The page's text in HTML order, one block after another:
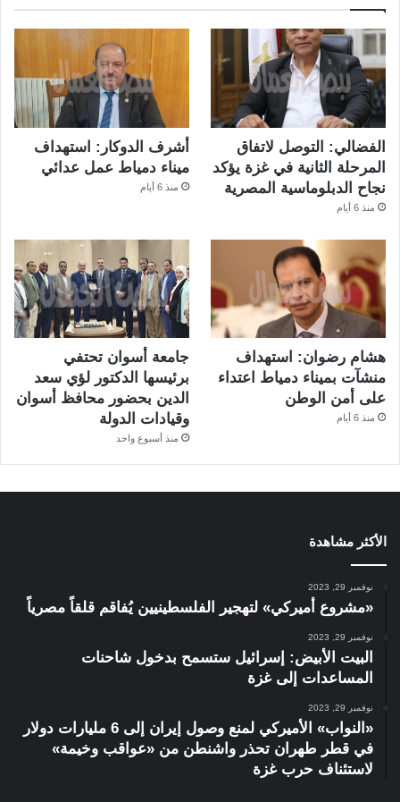
الفضالي: التوصل لاتفاق
المرحلة الثانية في غزة يؤكد
نجاح الدبلوماسية المصرية
منذ 6 أيام
أشرف الدوكار: استهداف
ميناء دمياط عمل عدائي
منذ 6 أيام
هشام رضوان: استهداف
منشآت بميناء دمياط اعتداء
على أمن الوطن
منذ 6 أيام
جامعة أسوان تحتفي
برئيسها الدكتور لؤي سعد
الدين بحضور محافظ أسوان
وقيادات الدولة
منذ أسبوع واحد
الأكثر مشاهدة
نوفمبر 29, 2023
«مشروع أميركي» لتهجير الفلسطينيين يُفاقم قلقاً مصرياً
نوفمبر 29, 2023
البيت الأبيض: إسرائيل ستسمح بدخول شاحنات
المساعدات إلى غزة
نوفمبر 29, 2023
«النواب» الأميركي لمنع وصول إيران إلى 6 مليارات دولار
في قطر طهران تحذر واشنطن من «عواقب وخيمة»
لاستئناف حرب غزة